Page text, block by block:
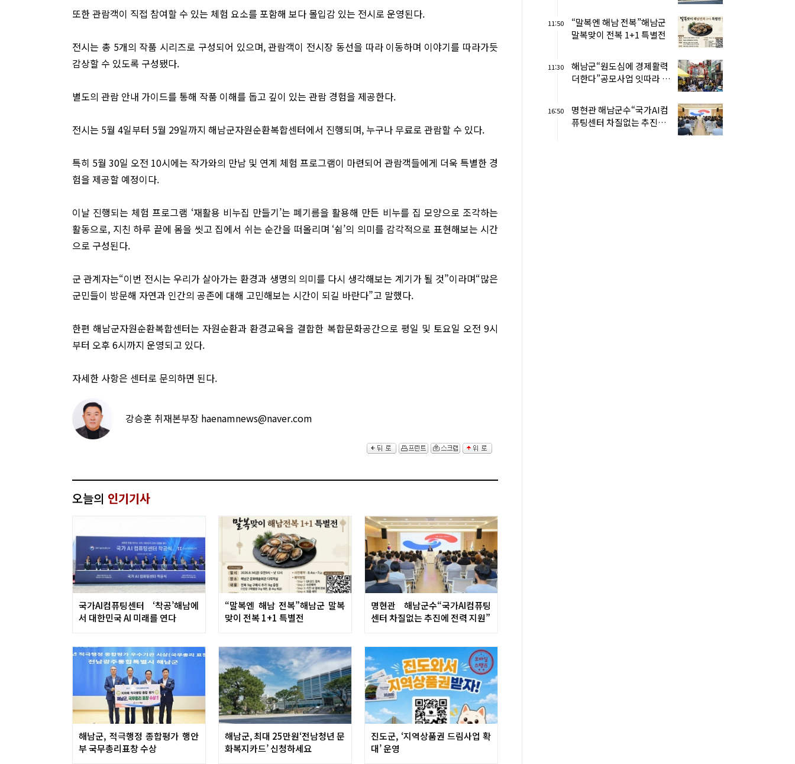
또한 관람객이 직접 참여할 수 있는 체험 요소를 포함해 보다 몰입감 있는 전시로 운영된다.
전시는 총 5개의 작품 시리즈로 구성되어 있으며, 관람객이 전시장 동선을 따라 이동하며 이야기를 따라가듯
감상할 수 있도록 구성됐다.
별도의 관람 안내 가이드를 통해 작품 이해를 돕고 깊이 있는 관람 경험을 제공한다.
전시는 5월 4일부터 5월 29일까지 해남군자원순환복합센터에서 진행되며, 누구나 무료로 관람할 수 있다.
특히 5월 30일 오전 10시에는 작가와의 만남 및 연계 체험 프로그램이 마련되어 관람객들에게 더욱 특별한 경
험을 제공할 예정이다.
이날 진행되는 체험 프로그램 ‘재활용 비누집 만들기’는 폐기름을 활용해 만든 비누를 집 모양으로 조각하는
활동으로, 지친 하루 끝에 몸을 씻고 집에서 쉬는 순간을 떠올리며 ‘쉼’의 의미를 감각적으로 표현해보는 시간
으로 구성된다.
군 관계자는“이번 전시는 우리가 살아가는 환경과 생명의 의미를 다시 생각해보는 계기가 될 것”이라며“많은
군민들이 방문해 자연과 인간의 공존에 대해 고민해보는 시간이 되길 바란다”고 말했다.
한편 해남군자원순환복합센터는 자원순환과 환경교육을 결합한 복합문화공간으로 평일 및 토요일 오전 9시
부터 오후 6시까지 운영되고 있다.
자세한 사항은 센터로 문의하면 된다.
강승훈 취재본부장 haenamnews@naver.com
오늘의 인기기사
국가AI컴퓨팅센터 ‘착공’해남에
서 대한민국 AI 미래를 연다
“말복엔 해남 전복”해남군 말복
맞이 전복 1+1 특별전
명현관 해남군수“국가AI컴퓨팅
센터 차질없는 추진에 전력 지원”
해남군, 적극행정 종합평가 행안
부 국무총리표창 수상
해남군, 최대 25만원‘전남청년 문
화복지카드’ 신청하세요
진도군, ‘지역상품권 드림사업 확
대’ 운영
11:50
“말복엔 해남 전복”해남군
말복맞이 전복 1+1 특별전
11:30
해남군“원도심에 경제활력
더한다”공모사업 잇따라 선
16:50
명현관 해남군수“국가AI컴
퓨팅센터 차질없는 추진에